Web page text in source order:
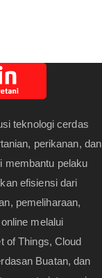
teknologi cerdas
perikanan, dan
membantu pelaku
efisiensi dari
pemeliharaan,
melalui
of Things, Cloud
Buatan, dan